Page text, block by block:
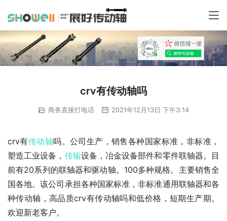
crv有传动轴吗
商务直接打电话 2021年12月13日 下午3:14
crv有传动轴吗。公司生产，销售各种国家标准，非标准，
塑造工业设备， 传输设备，冶金设备部件和零件联轴器。目
前有20系列的联轴器和驱动轴。100多种规格。主要销售全
国各地。该公司承担各种国家标准，非标准通用联轴器和各
种传动轴，高品质crv有传动轴吗和低价格，短期生产期。
欢迎新老客户。